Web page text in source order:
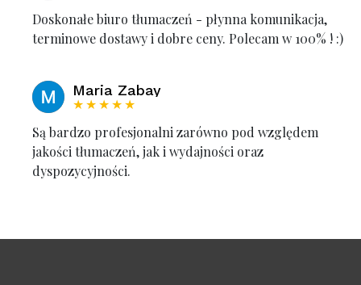
Doskonałe biuro tłumaczeń - płynna komunikacja,
terminowe dostawy i dobre ceny. Polecam w 100% ! :)
Maria Zabay
★★★★★
Są bardzo profesjonalni zarówno pod względem
jakości tłumaczeń, jak i wydajności oraz
dyspozycyjności.